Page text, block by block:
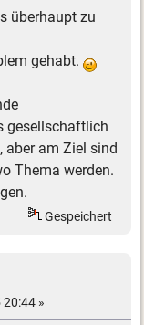
überhaupt zu
gehabt.
gesellschaftlich
aber am Ziel sind
Thema werden.
Gespeichert
»